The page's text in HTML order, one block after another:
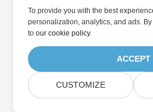
To provide you with the best
personalization, analytics, and ads.
toour cookie policy.
ACCEPT
CUSTOMIZE